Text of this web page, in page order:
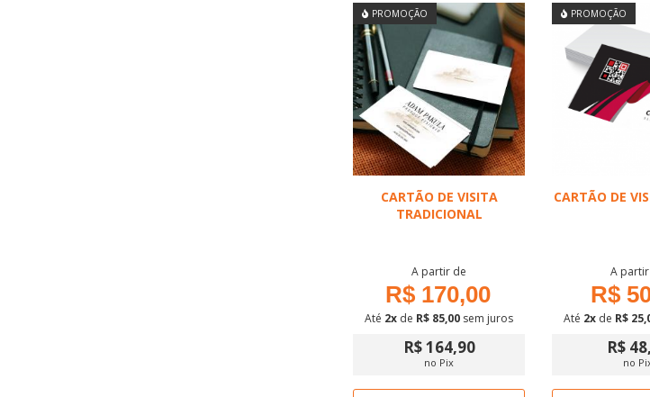
PROMOÇÃO
CARTÃO DE VISITA
TRADICIONAL
A partir de
R$ 170,00
Até 2x de R$ 85,00 sem juros
R$ 164,90
no Pix
PROMOÇÃO
CARTÃO DE
A
R$
Até 2x de R$
R$
no